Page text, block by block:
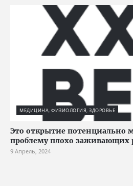
МЕДИЦИНА, ФИЗИОЛОГИЯ, ЗДОРОВЬЕ
Это открытие потенциально
проблему плохо заживающих
9 Апрель, 2024